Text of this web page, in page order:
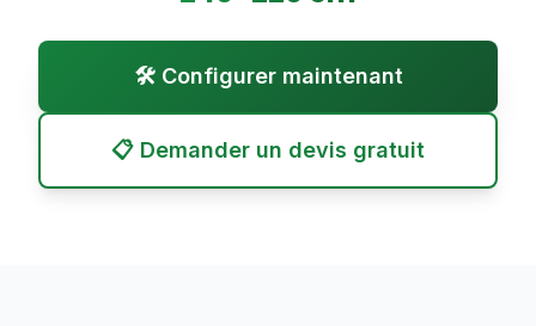
🛠️ Configurer maintenant
📋 Demander un devis gratuit